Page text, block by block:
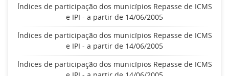
Índices de participação dos municípios Repasse de ICMS
e IPI - a partir de 14/06/2005
Índices de participação dos municípios Repasse de ICMS
e IPI - a partir de 14/06/2005
Índices de participação dos municípios Repasse de ICMS